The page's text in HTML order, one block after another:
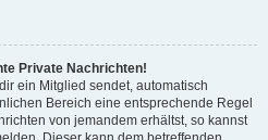
Private Nachrichten!
ein Mitglied sendet, automatisch
Bereich eine entsprechende Regel
von jemandem erhältst, so kannst